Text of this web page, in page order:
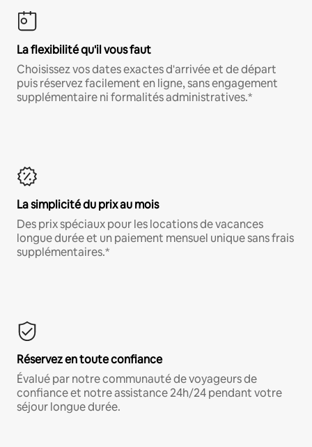
La flexibilité qu'il vous faut
Choisissez vos dates exactes d'arrivée et de départ
puis réservez facilement en ligne, sans engagement
supplémentaire ni formalités administratives.*
La simplicité du prix au mois
Des prix spéciaux pour les locations de vacances
longue durée et un paiement mensuel unique sans frais
supplémentaires.*
Réservez en toute confiance
Évalué par notre communauté de voyageurs de
confiance et notre assistance 24h/24 pendant votre
séjour longue durée.